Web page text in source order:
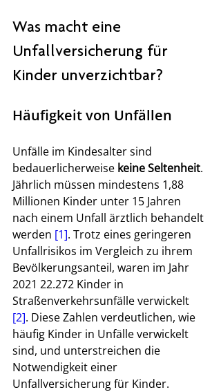
Was macht eine
Unfallversicherung für
Kinder unverzichtbar?
Häufigkeit von Unfällen
Unfälle im Kindesalter sind
bedauerlicherweise keine Seltenheit.
Jährlich müssen mindestens 1,88
Millionen Kinder unter 15 Jahren
nach einem Unfall ärztlich behandelt
werden [1]. Trotz eines geringeren
Unfallrisikos im Vergleich zu ihrem
Bevölkerungsanteil, waren im Jahr
2021 22.272 Kinder in
Straßenverkehrsunfälle verwickelt
[2]. Diese Zahlen verdeutlichen, wie
häufig Kinder in Unfälle verwickelt
sind, und unterstreichen die
Notwendigkeit einer
Unfallversicherung für Kinder.